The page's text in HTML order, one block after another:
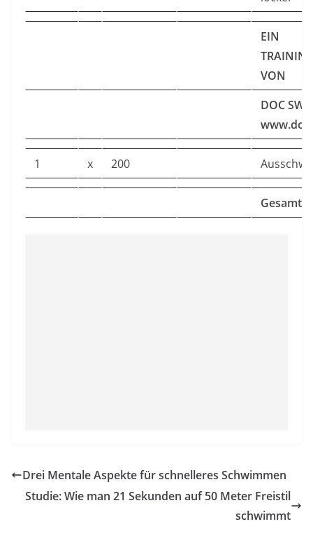
EIN
VON
DOC
1 x 200
Drei Mentale Aspekte für schnelleres Schwimmen
Studie: Wie man 21 Sekunden auf 50 Meter Freistil
schwimmt